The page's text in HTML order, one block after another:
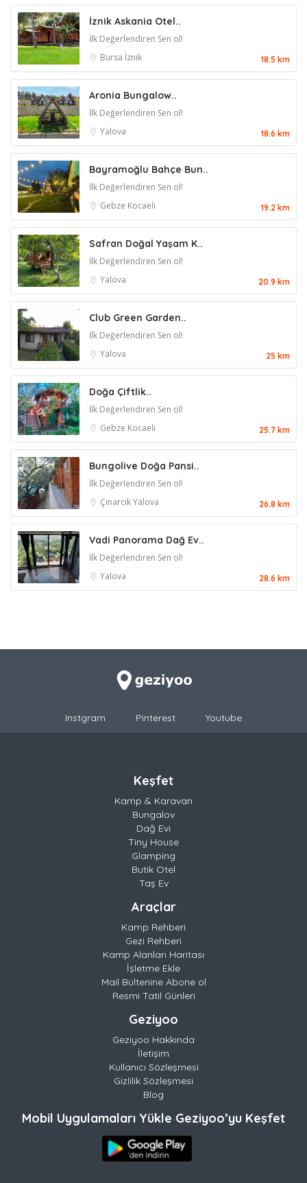
İznik Askania Otel..
İlk Değerlendiren Sen ol!
Bursa İznik 18.5 km
Aronia Bungalow..
İlk Değerlendiren Sen ol!
Yalova
18.6 km
Bayramoğlu Bahçe Bun..
İlk Değerlendiren Sen ol!
Gebze Kocaeli 19.2 km
Safran Doğal Yaşam K..
İlk Değerlendiren Sen ol!
Yalova
20.9 km
Club Green Garden..
İlk Değerlendiren Sen ol!
Yalova
25 km
Doğa Çiftlik..
İlk Değerlendiren Sen ol!
Gebze Kocaeli 25.7 km
Bungolive Doğa Pansi..
İlk Değerlendiren Sen ol!
ÇınarcıkYalova 26.8 km
Vadi Panorama Dağ Ev..
İlk Değerlendiren Sen ol!
Yalova
28.6 km
Instgram Pinterest Youtube
Keşfet
Kamp & Karavan
Bungalov
Dağ Evi
Tiny House
Glamping
Butik Otel
Taş Ev
Araçlar
Kamp Rehberi
Gezi Rehberi
Kamp Alanları Haritası
İşletme Ekle
Mail Bültenine Abone ol
Resmi Tatil Günleri
Geziyoo
Geziyoo Hakkında
İletişim
Kullanıcı Sözleşmesi
Gizlilik Sözleşmesi
Blog
Mobil Uygulamaları Yükle Geziyoo’yu Keşfet